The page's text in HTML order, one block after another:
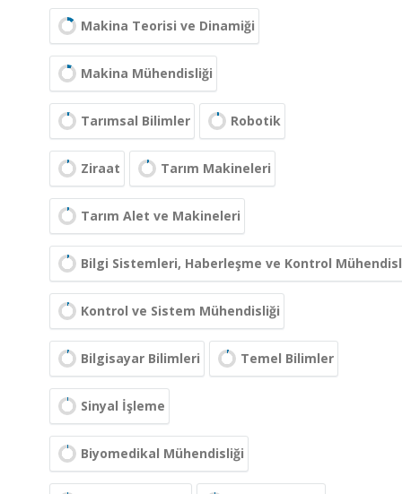
Makina Teorisi ve Dinamiği
Makina Mühendisliği
Tarımsal Bilimler Robotik
Ziraat Tarım Makineleri
Tarım Alet ve Makineleri
Bilgi Sistemleri, Haberleşme ve Kontrol
Kontrol ve Sistem Mühendisliği
Bilgisayar Bilimleri Temel Bilimler
Sinyal İşleme
Biyomedikal Mühendisliği